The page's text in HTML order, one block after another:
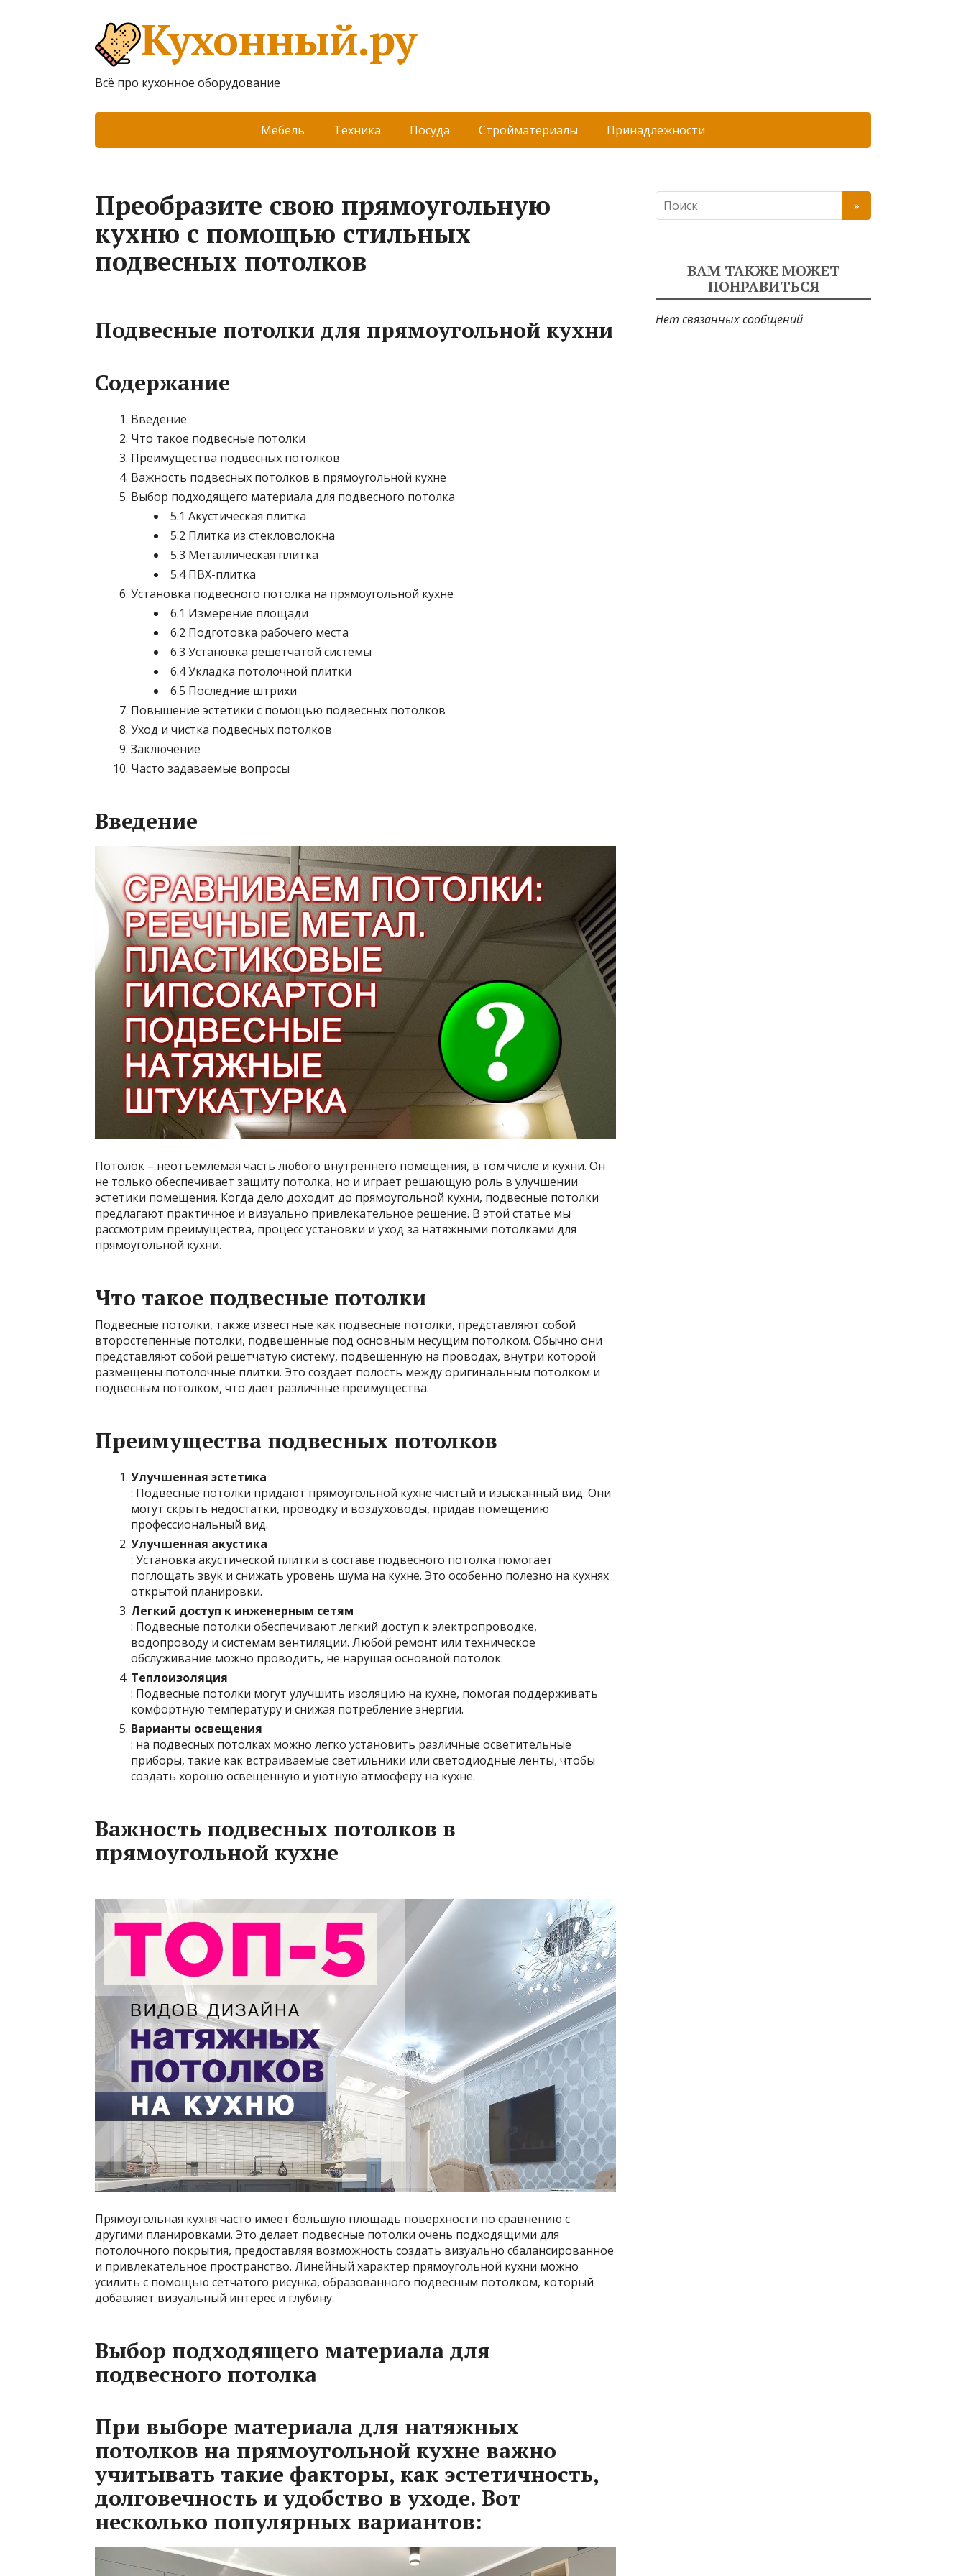
Кухонный.ру
Всё про кухонное оборудование
Мебель Техника Посуда Стройматериалы Принадлежности
Преобразите свою прямоугольную
кухню с помощью стильных
подвесных потолков
Подвесные потолки для прямоугольной кухни
Содержание
Введение
Что такое подвесные потолки
Преимущества подвесных потолков
Важность подвесных потолков в прямоугольной кухне
Выбор подходящего материала для подвесного потолка
5.1 Акустическая плитка
5.2 Плитка из стекловолокна
5.3 Металлическая плитка
5.4 ПВХ-плитка
Установка подвесного потолка на прямоугольной кухне
6.1 Измерение площади
6.2 Подготовка рабочего места
6.3 Установка решетчатой ​​системы
6.4 Укладка потолочной плитки
6.5 Последние штрихи
Повышение эстетики с помощью подвесных потолков
Уход и чистка подвесных потолков
Заключение
Часто задаваемые вопросы
Введение
Потолок – неотъемлемая часть любого внутреннего помещения, в том числе и кухни. Он
не только обеспечивает защиту потолка, но и играет решающую роль в улучшении
эстетики помещения. Когда дело доходит до прямоугольной кухни, подвесные потолки
предлагают практичное и визуально привлекательное решение. В этой статье мы
рассмотрим преимущества, процесс установки и уход за натяжными потолками для
прямоугольной кухни.
Что такое подвесные потолки
Подвесные потолки, также известные как подвесные потолки, представляют собой
второстепенные потолки, подвешенные под основным несущим потолком. Обычно они
представляют собой решетчатую систему, подвешенную на проводах, внутри которой
размещены потолочные плитки. Это создает полость между оригинальным потолком и
подвесным потолком, что дает различные преимущества.
Преимущества подвесных потолков
Улучшенная эстетика
: Подвесные потолки придают прямоугольной кухне чистый и изысканный вид. Они
могут скрыть недостатки, проводку и воздуховоды, придав помещению
профессиональный вид.
Улучшенная акустика
: Установка акустической плитки в составе подвесного потолка помогает
поглощать звук и снижать уровень шума на кухне. Это особенно полезно на кухнях
открытой планировки.
Легкий доступ к инженерным сетям
: Подвесные потолки обеспечивают легкий доступ к электропроводке,
водопроводу и системам вентиляции. Любой ремонт или техническое
обслуживание можно проводить, не нарушая основной потолок.
Теплоизоляция
: Подвесные потолки могут улучшить изоляцию на кухне, помогая поддерживать
комфортную температуру и снижая потребление энергии.
Варианты освещения
: на подвесных потолках можно легко установить различные осветительные
приборы, такие как встраиваемые светильники или светодиодные ленты, чтобы
создать хорошо освещенную и уютную атмосферу на кухне.
Важность подвесных потолков в
прямоугольной кухне
Прямоугольная кухня часто имеет большую площадь поверхности по сравнению с
другими планировками. Это делает подвесные потолки очень подходящими для
потолочного покрытия, предоставляя возможность создать визуально сбалансированное
и привлекательное пространство. Линейный характер прямоугольной кухни можно
усилить с помощью сетчатого рисунка, образованного подвесным потолком, который
добавляет визуальный интерес и глубину.
Выбор подходящего материала для
подвесного потолка
При выборе материала для натяжных
потолков на прямоугольной кухне важно
учитывать такие факторы, как эстетичность,
долговечность и удобство в уходе. Вот
несколько популярных вариантов:
ВАМ ТАКЖЕ МОЖЕТ
ПОНРАВИТЬСЯ
Нет связанных сообщений